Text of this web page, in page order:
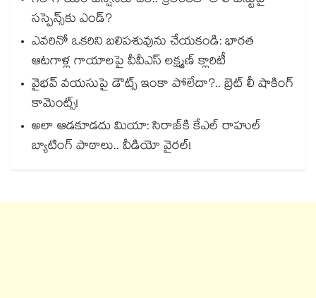
సస్పెన్స్‌కు ఎండ్?
ఎవరినో ఒకరిని బలిపశువును చేయకండి: భారత
ఆటగాళ్ల గాయాలపై వీవీఎస్ లక్ష్మణ్ క్లారిటీ
వైభవ్ వయసుపై డౌట్స్ ఇంకా పోలేదా?.. బ్రెట్ లీ షాకింగ్
కామెంట్స్!
అలా ఆడకూడదు మియా: సిరాజ్‌కి కేఎల్ రాహుల్
బ్యాటింగ్ పాఠాలు.. వీడియో వైరల్!